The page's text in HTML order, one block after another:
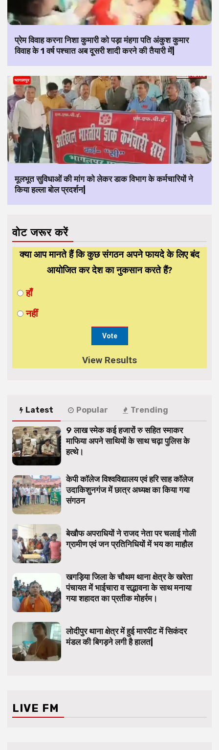
प्रेम विवाह करना निशा कुमारी को पड़ा मंहगा पति अंकुश कुमार
विवाह के 1 वर्ष पश्चात अब दूसरी शादी करने की तैयारी में|
मूलभूत सुविधाओं की मांग को लेकर डाक विभाग के कर्मचारियों ने
किया हल्ला बोल प्रदर्शन|
वोट जरूर करें
क्या आप मानते हैं कि कुछ संगठन अपने फायदे के लिए बंद
आयोजित कर देश का नुकसान करते हैं?
हाँ
नहीं
View Results
Latest Popular Trending
9 लाख स्मेक कई हजारों रु सहित स्माकर
माफिया अपने साथियों के साथ चढ़ा पुलिस के
हत्थे।
केपी कॉलेज विश्वविद्यालय एवं हरि साह कॉलेज
उदाकिशुनगंज में छात्र अध्यक्ष का किया गया
संगठन
बेखौफ अपराधियों ने राजद नेता पर चलाई गोली
ग्रामीण एवं जन प्रतिनिधियों में भय का माहौल
खगड़िया जिला के चौथम थाना क्षेत्र के खरेता
पंचायत में भाईचारा व सद्भावना के साथ मनाया
गया शहादत का प्रतीक मोहर्रम।
लोदीपुर थाना क्षेत्र में हुई मारपीट में सिकंदर
मंडल की बिगड़ने लगी है हालत|
LIVE FM